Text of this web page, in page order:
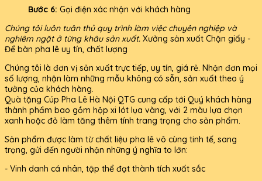
Bước 6: Gọi điện xác nhận với khách hàng
Chúng tôi luôn tuân thủ quy trình làm việc chuyên nghiệp và
nghiêm ngặt ở từng khâu sản xuất. Xưởng sản xuất Chặn giấy -
Để bàn pha lê uy tín, chất lượng
Chúng tôi là đơn vị sản xuất trực tiếp, uy tín, giá rẻ. Nhận đơn mọi
số lượng, nhận làm những mẫu không có sẵn, sản xuất theo ý
tưởng của khách hàng.
Quà tặng Cúp Pha Lê Hà Nội QTG cung cấp tới Quý khách hàng
thành phẩm bao gồm hộp xi lót lụa vàng, với 2 màu lựa chọn
xanh hoặc đỏ làm tăng thêm tính trang trọng cho sản phẩm.
Sản phẩm được làm từ chất liệu pha lê vô cùng tinh tế, sang
trọng, gửi đến người nhận những ý nghĩa to lớn:
- Vinh danh cá nhân, tập thể đạt thành tích xuất sắc